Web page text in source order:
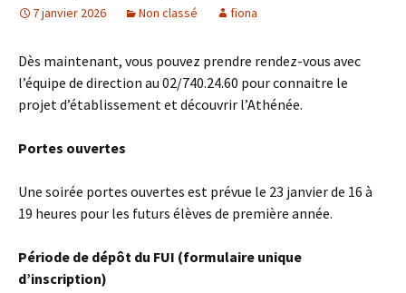
7 janvier 2026 Non classé fiona
Dès maintenant, vous pouvez prendre rendez-vous avec
l’équipe de direction au 02/740.24.60 pour connaitre le
projet d’établissement et découvrir l’Athénée.
Portes ouvertes
Une soirée portes ouvertes est prévue le 23 janvier de 16 à
19 heures pour les futurs élèves de première année.
Période de dépôt du FUI (formulaire unique
d’inscription)